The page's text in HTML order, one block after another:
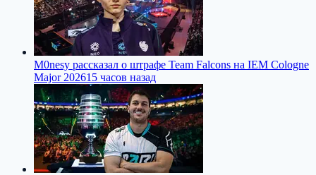
M0nesy рассказал о штрафе Team Falcons на IEM Cologne
Major 202615 часов назад